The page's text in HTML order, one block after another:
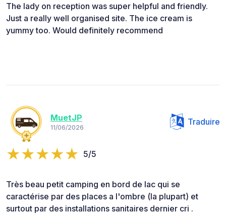
The lady on reception was super helpful and friendly.
Just a really well organised site. The ice cream is
yummy too. Would definitely recommend
MuetJP
11/06/2026
Traduire
5/5
Très beau petit camping en bord de lac qui se
caractérise par des places a l'ombre (la plupart) et
surtout par des installations sanitaires dernier cri .